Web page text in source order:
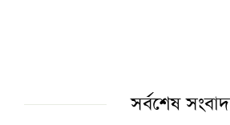
সর্বশেষ সংবাদ